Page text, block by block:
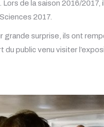
de la saison 2016/
2017.
surprise, ils ont
public venu visiter